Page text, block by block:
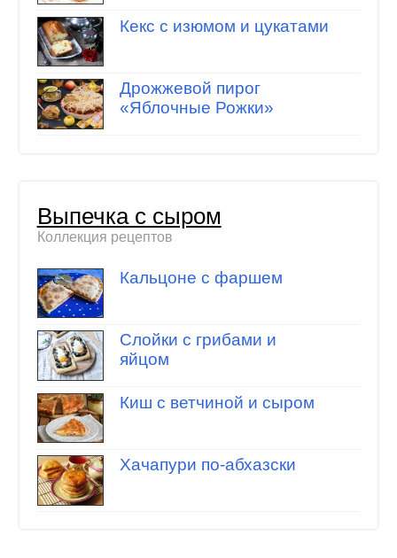
Кекс с изюмом и цукатами
Дрожжевой пирог
«Яблочные Рожки»
Выпечка с сыром
Коллекция рецептов
Кальцоне с фаршем
Слойки с грибами и
яйцом
Киш с ветчиной и сыром
Хачапури по-абхазски